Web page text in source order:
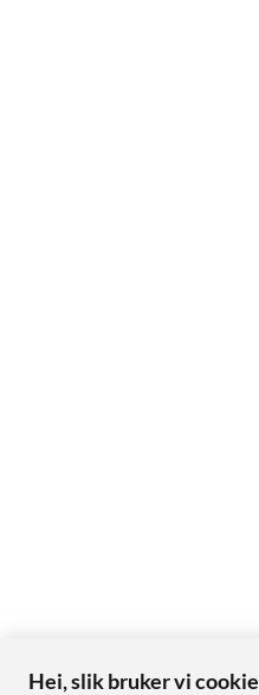
Hei, slik bruker vi